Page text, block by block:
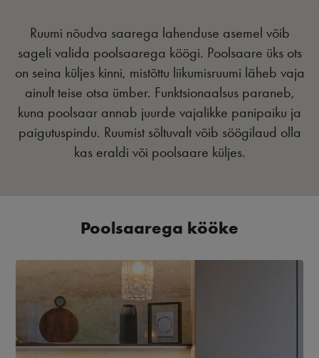
Ruumi nõudva saarega lahenduse asemel võib
sageli valida poolsaarega köögi. Poolsaare üks ots
on seina küljes kinni, mistõttu liikumisruumi läheb vaja
ainult teise otsa ümber. Funktsionaalsus paraneb,
kuna poolsaar annab juurde vajalikke panipaiku ja
paigutuspindu. Ruumist sõltuvalt võib söögilaud olla
kas eraldi või poolsaare küljes.
Poolsaarega kööke